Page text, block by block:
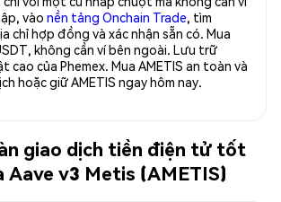
vào nền tảng Onchain Trade, tìm
chỉ hợp đồng và xác nhận sẵn có. Mua
không cần ví bên ngoài. Lưu trữ
cao của Phemex. Mua AMETIS an toàn và
hoặc giữ AMETIS ngay hôm nay.
giao dịch tiền điện tử tốt
Aave v3 Metis (AMETIS)